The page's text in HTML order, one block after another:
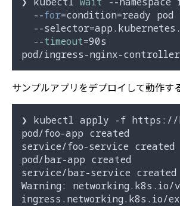
  --
for=condition=ready pod
--
  --
timeout=90s
サンプルアプリをデプロイして動作す
❯ kubectl apply -f https://
pod/foo-app created
service/foo-service created
pod/bar-app created
service/bar-service created
Warning:
ingress.networking.k8s.io/